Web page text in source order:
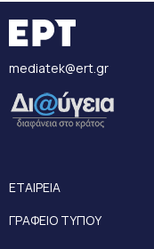
mediatek@ert.gr
ΕΤΑΙΡΕΙΑ
ΓΡΑΦΕΙΟ ΤΥΠΟΥ